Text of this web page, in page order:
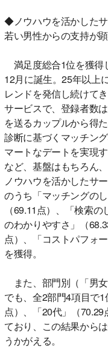
◆ノウハウを活かしたサ
若い男性からの支持が
満足度総合1位を獲得
12月に誕生。25年以上
レンドを発信し続けて
サービスで、登録者数
を送るカップルから得
診断に基づくマッチン
マートなデートを実現
など、基盤はもちろん
ノウハウを活かしたサ
のうち「マッチングの
（69.11点）、「検索
のわかりやすさ」（
点）、「コストパフォ
を獲得。
また、部門別（「男
でも、全2部門4項目で
点）、「20代」（
ており、この結果から
うかがえる。